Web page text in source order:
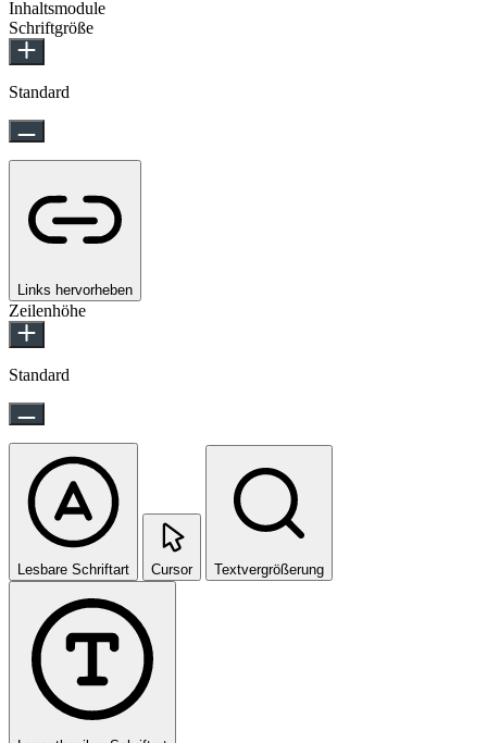
Inhaltsmodule
Schriftgröße
Standard
Links hervorheben
Zeilenhöhe
Standard
Lesbare Schriftart Cursor Textvergrößerung